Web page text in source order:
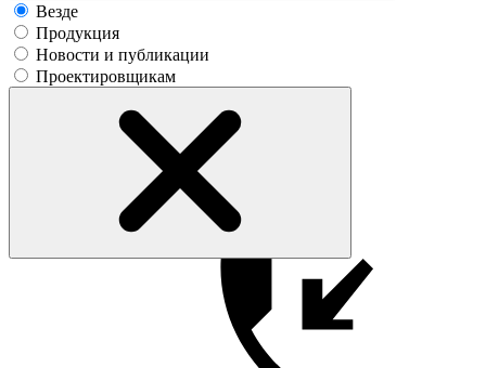
Везде
Продукция
Новости и публикации
Проектировщикам